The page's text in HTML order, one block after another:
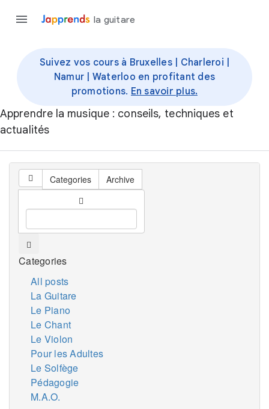
la guitare
Suivez vos cours à Bruxelles | Charleroi |
Namur | Waterloo en profitant des
promotions. En savoir plus.
Apprendre la musique : conseils, techniques et
actualités
Categories Archive
Categories
All posts
La Guitare
Le Piano
Le Chant
Le Violon
Pour les Adultes
Le Solfège
Pédagogie
M.A.O.